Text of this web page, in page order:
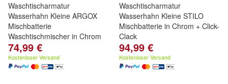
Waschtischarmatur
Wasserhahn Kleine ARGOX
Mischbatterie
Waschtischmischer in Chrom
74,99 €
Kostenloser Versand
Waschtischarmatur
Wasserhahn Kleine STILO
Mischbatterie in Chrom + Click-
Clack
94,99 €
Kostenloser Versand